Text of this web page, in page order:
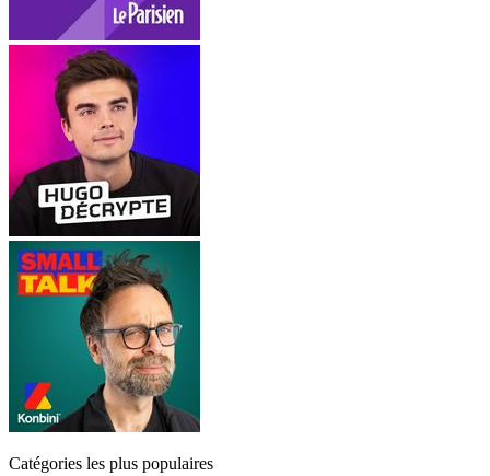
Catégories les plus populaires